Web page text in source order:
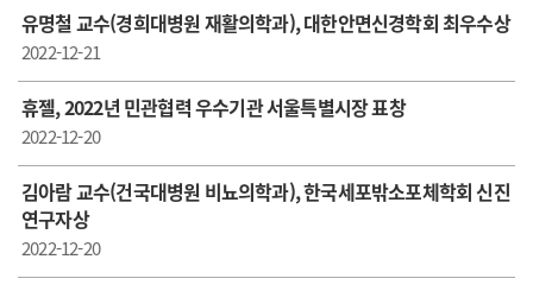
유명철 교수(경희대병원 재활의학과), 대한안면신경학회 최우수상
2022-12-21
휴젤, 2022년 민관협력 우수기관 서울특별시장 표창
2022-12-20
김아람 교수(건국대병원 비뇨의학과), 한국세포밖소포체학회 신진
연구자상
2022-12-20